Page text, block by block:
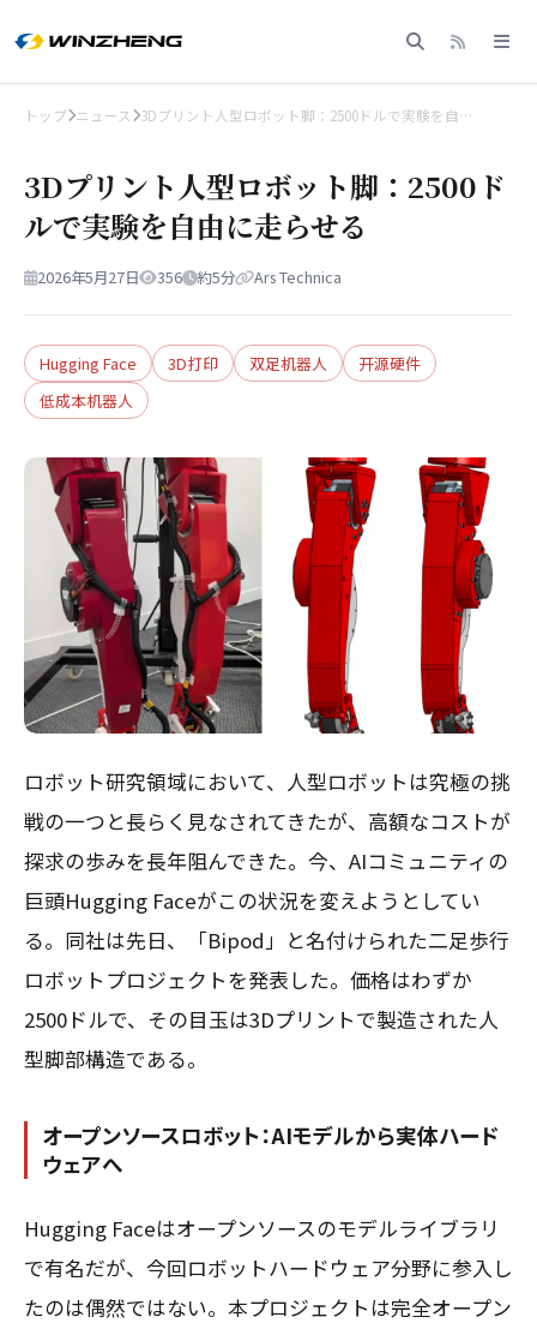
トップ ニュース 3Dプリント人型ロボット脚：2500ドルで実験を自…
3Dプリント人型ロボット脚：2500ド
ルで実験を自由に走らせる
2026年5月27日 356 約5分 Ars Technica
Hugging Face 3D打印 双足机器人
开源硬件
低成本机器人
ロボット研究領域において、人型ロボットは究極の挑
戦の一つと長らく見なされてきたが、高額なコストが
探求の歩みを長年阻んできた。今、AIコミュニティの
巨頭Hugging Faceがこの状況を変えようとしてい
る。同社は先日、「Bipod」と名付けられた二足歩行
ロボットプロジェクトを発表した。価格はわずか
2500ドルで、その目玉は3Dプリントで製造された人
型脚部構造である。
オープンソースロボット：AIモデルから実体ハード
ウェアへ
Hugging Faceはオープンソースのモデルライブラリ
で有名だが、今回ロボットハードウェア分野に参入し
たのは偶然ではない。本プロジェクトは完全オープン